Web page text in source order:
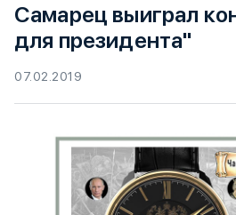
Самарец выиграл
для президента"
07.02.2019